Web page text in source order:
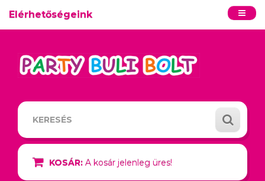
Elérhetőségeink
KOSÁR: A kosár jelenleg üres!